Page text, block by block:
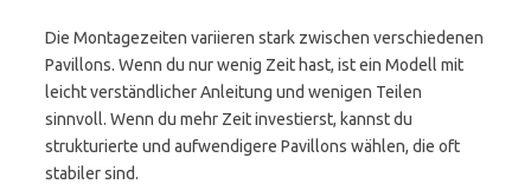
Die Montagezeiten variieren stark zwischen verschiedenen
Pavillons. Wenn du nur wenig Zeit hast, ist ein Modell mit
leicht verständlicher Anleitung und wenigen Teilen
sinnvoll. Wenn du mehr Zeit investierst, kannst du
strukturierte und aufwendigere Pavillons wählen, die oft
stabiler sind.